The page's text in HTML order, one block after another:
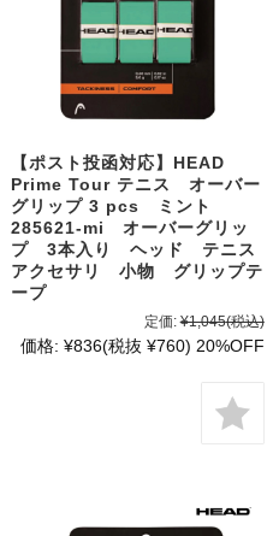
【ポスト投函対応】HEAD
Prime Tour テニス オーバー
グリップ 3 pcs ミント
285621-mi オーバーグリッ
プ 3本入り ヘッド テニス
アクセサリ 小物 グリップテ
ープ
定価: ¥1,045(税込)
価格: ¥836(税抜 ¥760) 20%OFF